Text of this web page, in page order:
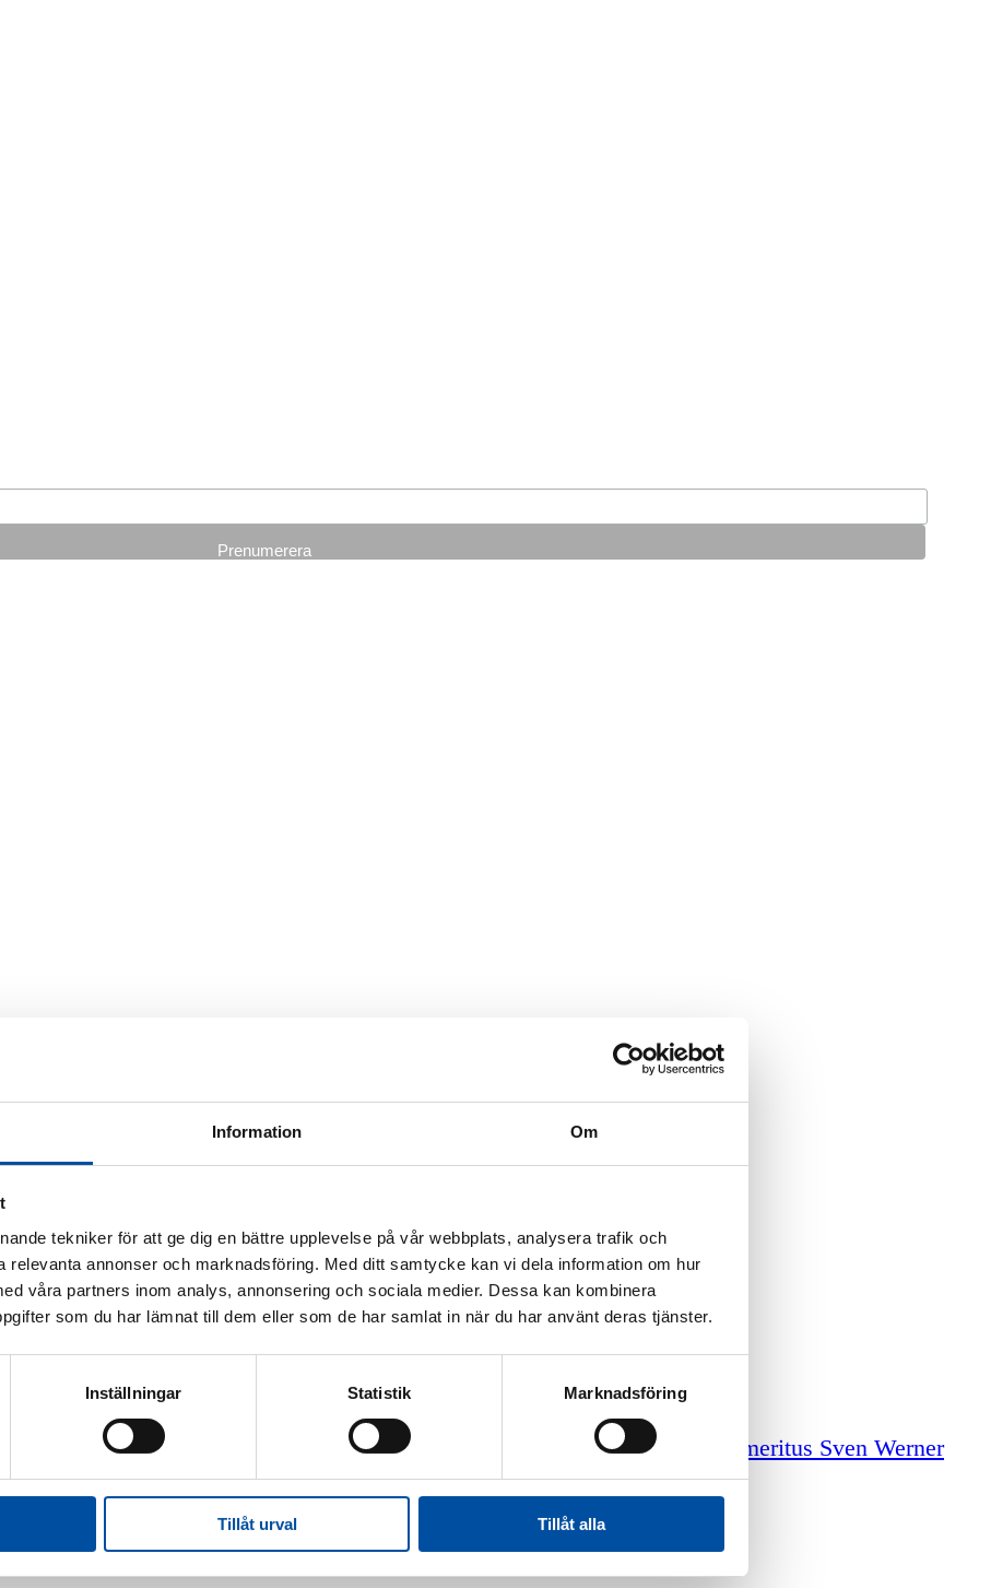
Information Om
tekniker för att ge dig en bättre upplevelse på vår webbplats, analysera trafik och
relevanta annonser och marknadsföring. Med ditt samtycke kan vi dela information om hur
våra partners inom analys, annonsering och sociala medier. Dessa kan kombinera
som du har lämnat till dem eller som de har samlat in när du har använt deras tjänster.
Inställningar Statistik Marknadsföring
Tillåt urval Tillåt alla
Jobba hos oss Jobba på FVB Lediga tjänsterProfessor emeritus Sven Werner